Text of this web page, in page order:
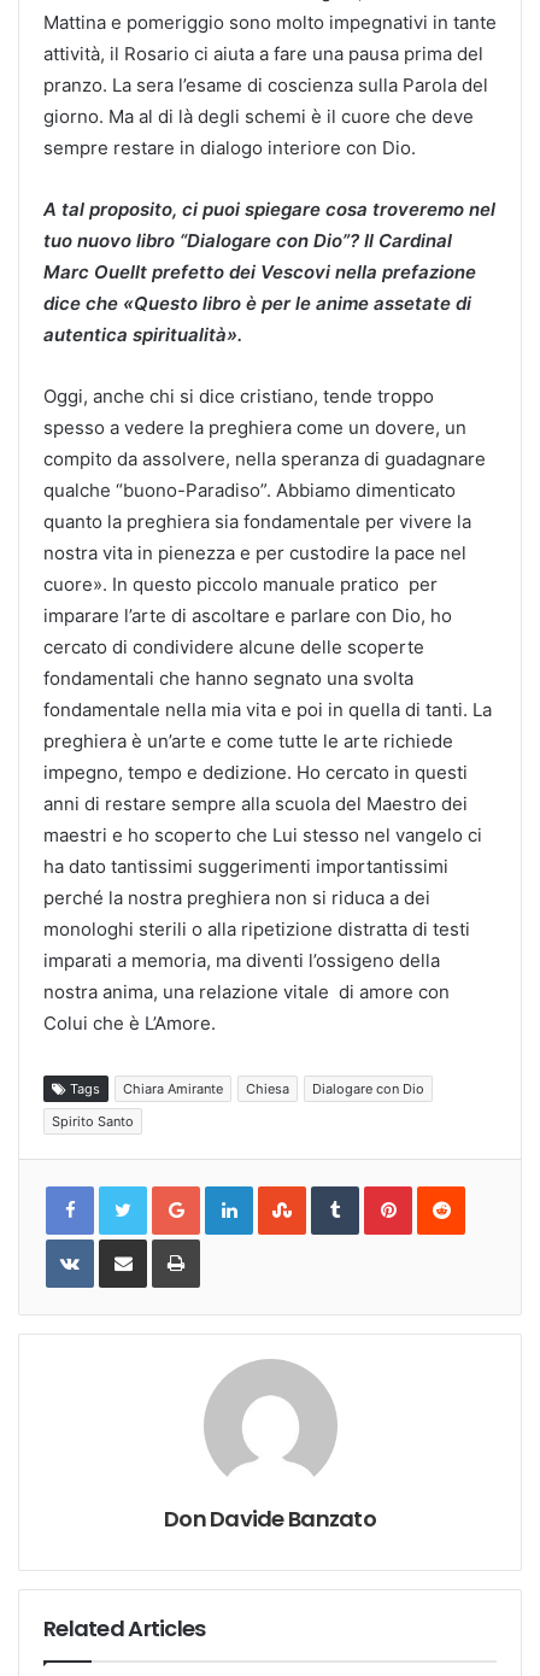
Mattina e pomeriggio sono molto impegnativi in tante
attività, il Rosario ci aiuta a fare una pausa prima del
pranzo. La sera l’esame di coscienza sulla Parola del
giorno. Ma al di là degli schemi è il cuore che deve
sempre restare in dialogo interiore con Dio.
A tal proposito, ci puoi spiegare cosa troveremo nel
tuo nuovo libro “Dialogare con Dio”? Il Cardinal
Marc Ouellt prefetto dei Vescovi nella prefazione
dice che «Questo libro è per le anime assetate di
autentica spiritualità».
Oggi, anche chi si dice cristiano, tende troppo
spesso a vedere la preghiera come un dovere, un
compito da assolvere, nella speranza di guadagnare
qualche “buono-Paradiso”. Abbiamo dimenticato
quanto la preghiera sia fondamentale per vivere la
nostra vita in pienezza e per custodire la pace nel
cuore». In questo piccolo manuale pratico per
imparare l’arte di ascoltare e parlare con Dio, ho
cercato di condividere alcune delle scoperte
fondamentali che hanno segnato una svolta
fondamentale nella mia vita e poi in quella di tanti. La
preghiera è un’arte e come tutte le arte richiede
impegno, tempo e dedizione. Ho cercato in questi
anni di restare sempre alla scuola del Maestro dei
maestri e ho scoperto che Lui stesso nel vangelo ci
ha dato tantissimi suggerimenti importantissimi
perché la nostra preghiera non si riduca a dei
monologhi sterili o alla ripetizione distratta di testi
imparati a memoria, ma diventi l’ossigeno della
nostra anima, una relazione vitale di amore con
Colui che è L’Amore.
Tags Chiara Amirante Chiesa
Dialogare con Dio
Spirito Santo
Google+LinkedInStumbleUpon
TumblrPinterestReddit
VKontakteShare
Email
Print
Don Davide Banzato
Related Articles